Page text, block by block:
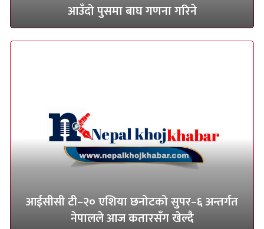
आउँदो पुसमा बाघ गणना गरिने
आईसीसी टी–२० एशिया छनोटको सुपर–६ अन्तर्गत
नेपालले आज कतारसँग खेल्दै